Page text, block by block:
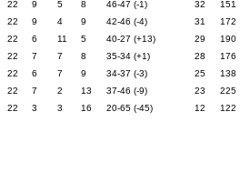
22 9 5 8 46-47 (-1) 32
151
22 9 4 9 42-46 (-4) 31
172
22 6 11 5 40-27 (+13) 29
190
22 7 7 8 35-34 (+1) 28
176
22 6 7 9 34-37 (-3) 25
138
22 7 2 13 37-46 (-9) 23
225
22 3 3 16 20-65 (-45) 12 122